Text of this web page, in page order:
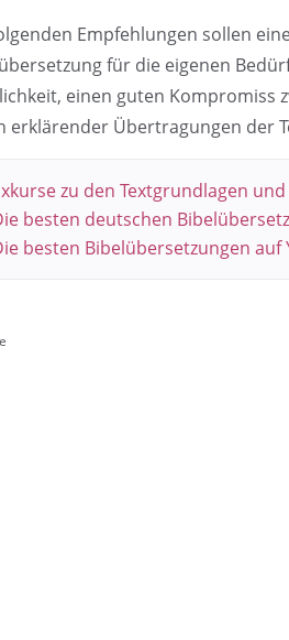
Empfehlungen sollen
für die eigenen
einen guten Kompromiss
erklärender Übertragungen der
zu den Textgrundlagen
besten deutschen
besten Bibelübersetzungen auf